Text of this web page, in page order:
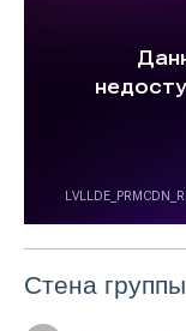
Стена группы